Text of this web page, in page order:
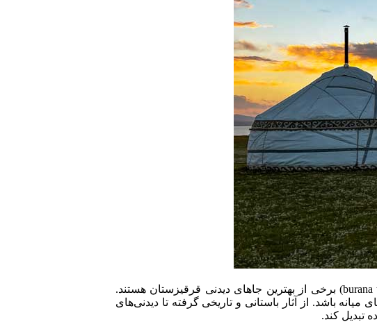
پارک ملی آلا آرچا، دریاچه‌ سونگ کول، دریاچه ایسیک کول، تفرجگاه آلتین آراشان، بیس کمپ قله لنین و برج بورانا (burana tower) برخی از بهترین جاهای دیدنی قرقیزستان هستند.
باشد. از آثار باستانی و تاریخی گرفته تا دیدنی‌های
تبدیل کند.